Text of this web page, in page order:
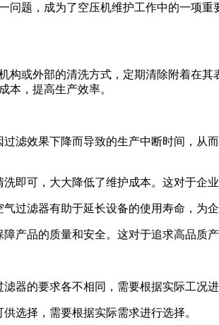
题，成为了空压机维护工作中的一项
或外部的清洗方式，定期清除附着在
本，提高生产效率。
滤效果下降而导致的生产中断时间，从
即可，大大降低了维护成本。这对于企
过滤器有助于延长设备的使用寿命，为企
产品的质量和安全。这对于追求高品质
器的要求各不相同，需要根据实际工况进
选择，需要根据实际需求进行选择。